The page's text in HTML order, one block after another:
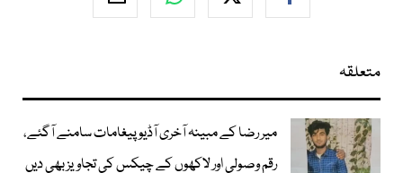
متعلقہ
میر رضا کے مبینہ آخری آڈیو پیغامات سامنے آگئے،
رقم وصولی اور لاکھوں کے چیکس کی تجاویز بھی دیں